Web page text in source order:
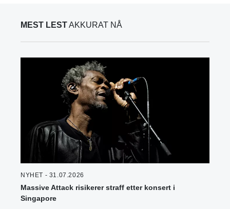
MEST LESTAKKURAT NÅ
NYHET - 31.07.2026
Massive Attack risikerer straff etter konsert i
Singapore